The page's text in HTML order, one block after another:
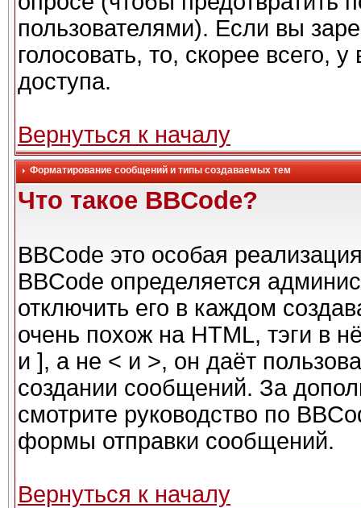
пользователями). Если вы
голосовать, то, скорее всего,
доступа.
Вернуться к началу
Форматирование сообщений и типы создаваемых тем
Что такое BBCode?
BBCode это особая
BBCode определяется
отключить его в каждом
очень похож на HTML, тэги в
и ], а не < и >, он даёт
создании сообщений. За
смотрите руководство по
формы отправки сообщений.
Вернуться к началу